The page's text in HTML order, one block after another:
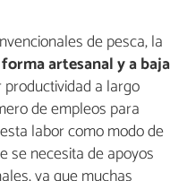
de pesca, la
artesanal y a baja
a largo
de empleos para
labor como modo de
se necesita de apoyos